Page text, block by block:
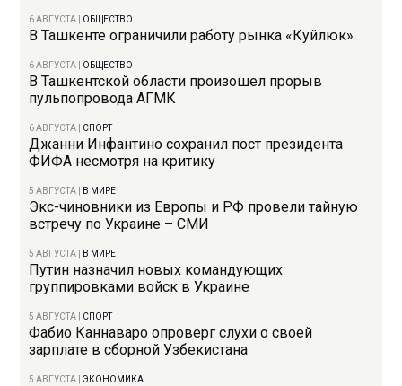
6 АВГУСТА ОБЩЕСТВО
В Ташкенте ограничили работу рынка «Куйлюк»
6 АВГУСТА ОБЩЕСТВО
В Ташкентской области произошел прорыв
пульпопровода АГМК
6 АВГУСТА СПОРТ
Джанни Инфантино сохранил пост президента
ФИФА несмотря на критику
5 АВГУСТА В МИРЕ
Экс-чиновники из Европы и РФ провели тайную
встречу по Украине – СМИ
5 АВГУСТА В МИРЕ
Путин назначил новых командующих
группировками войск в Украине
5 АВГУСТА СПОРТ
Фабио Каннаваро опроверг слухи о своей
зарплате в сборной Узбекистана
5 АВГУСТА |ЭКОНОМИКА